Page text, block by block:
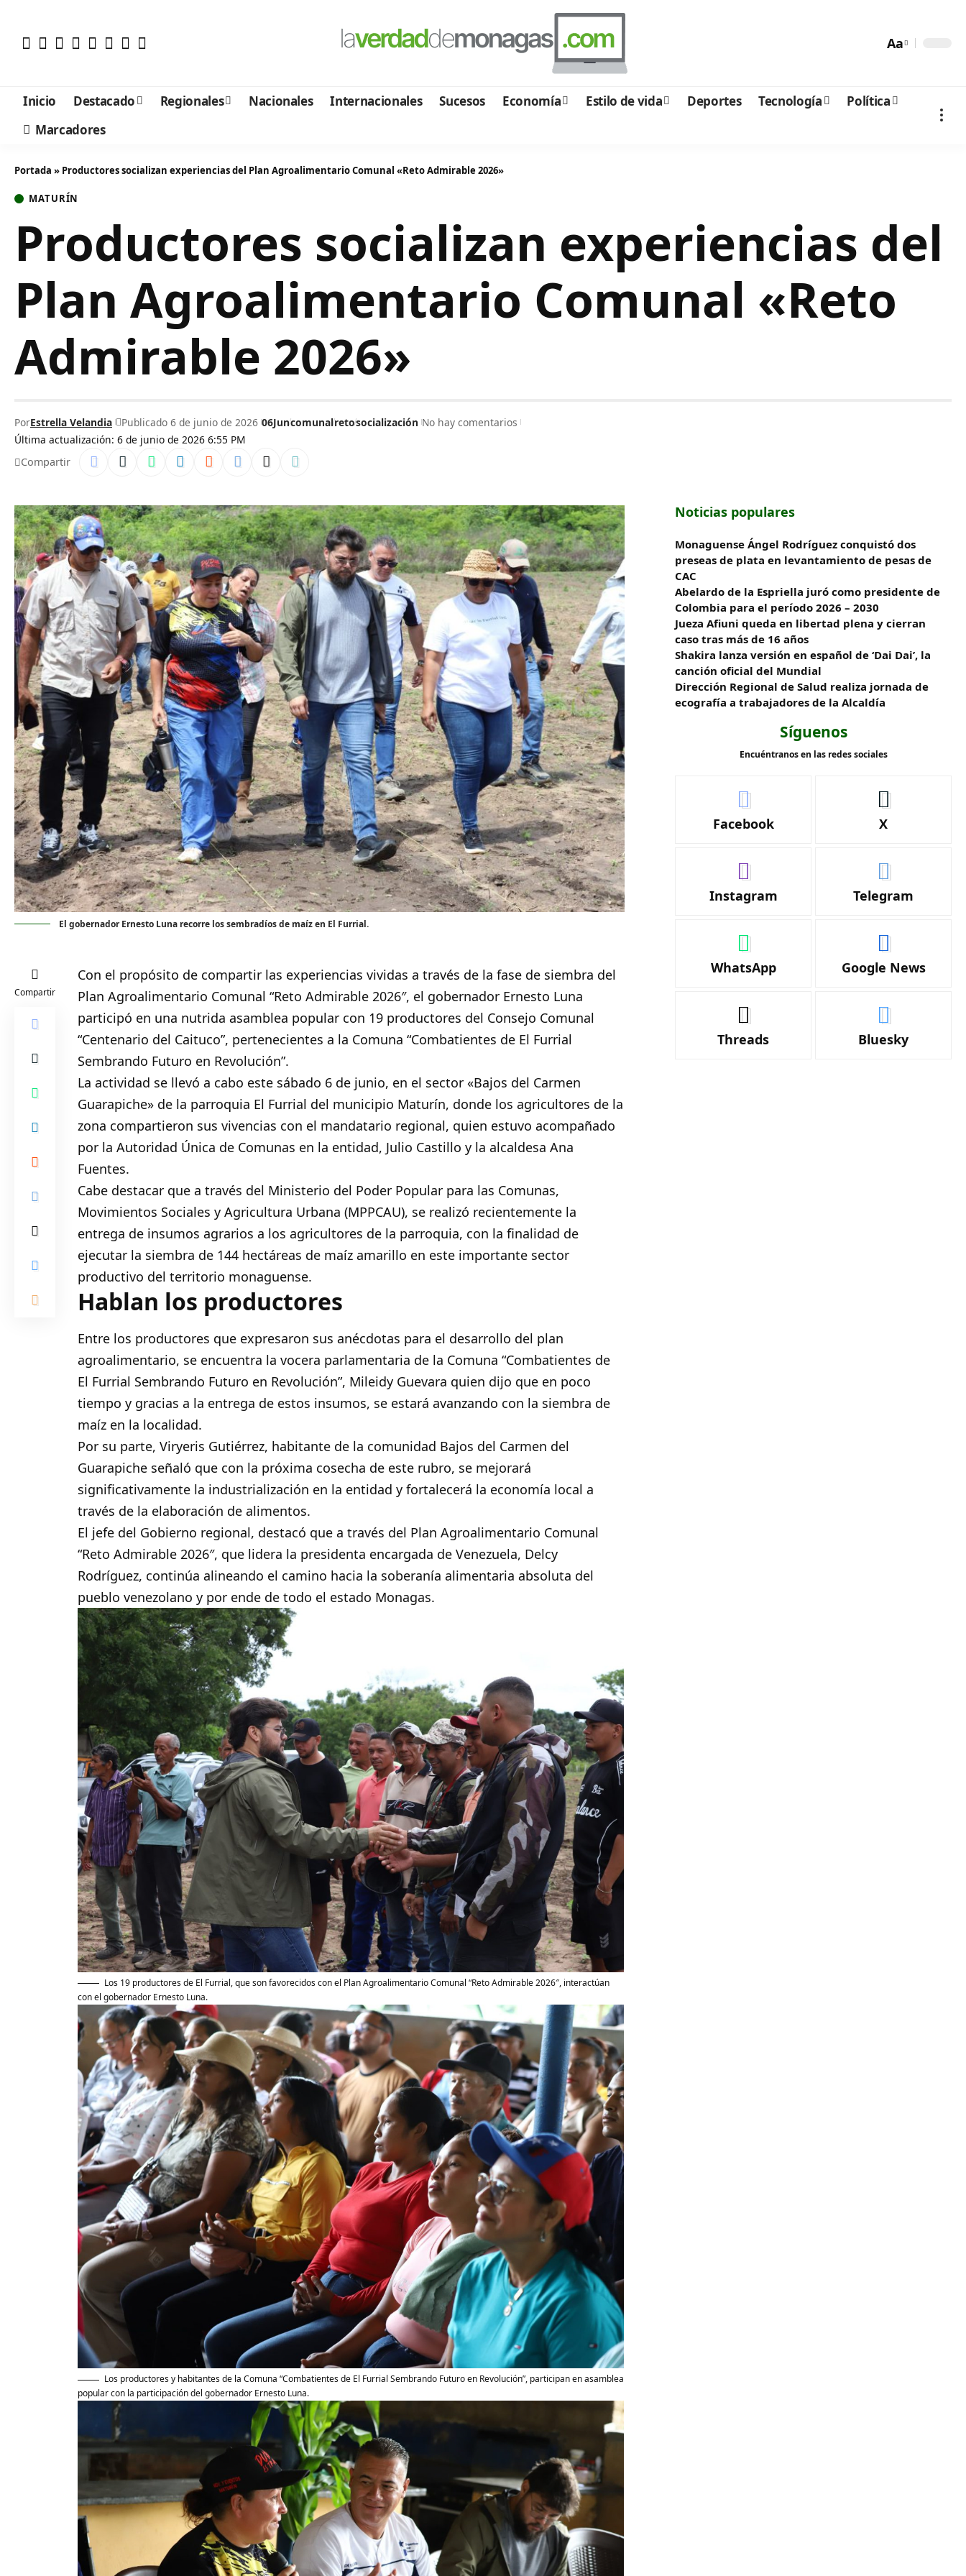
Aa
Inicio Destacado Regionales Nacionales Internacionales Sucesos Economía Estilo de vida Deportes Tecnología
Política
Marcadores
Portada » Productores socializan experiencias del Plan Agroalimentario Comunal «Reto Admirable 2026»
MATURÍN
Productores socializan experiencias del
Plan Agroalimentario Comunal «Reto
Admirable 2026»
Última actualización: 6 de junio de 2026 6:55 PM
PorEstrella Velandia Publicado 6 de junio de 2026 06Juncomunalretosocialización No hay comentarios
Compartir
El gobernador Ernesto Luna recorre los sembradíos de maíz en El Furrial.
Compartir
Con el propósito de compartir las experiencias vividas a través de la fase de siembra del
Plan Agroalimentario Comunal “Reto Admirable 2026″, el gobernador Ernesto Luna
participó en una nutrida asamblea popular con 19 productores del Consejo Comunal
“Centenario del Caituco”, pertenecientes a la Comuna “Combatientes de El Furrial
Sembrando Futuro en Revolución”.
La actividad se llevó a cabo este sábado 6 de junio, en el sector «Bajos del Carmen
Guarapiche» de la parroquia El Furrial del municipio Maturín, donde los agricultores de la
zona compartieron sus vivencias con el mandatario regional, quien estuvo acompañado
por la Autoridad Única de Comunas en la entidad, Julio Castillo y la alcaldesa Ana
Fuentes.
Cabe destacar que a través del Ministerio del Poder Popular para las Comunas,
Movimientos Sociales y Agricultura Urbana (MPPCAU), se realizó recientemente la
entrega de insumos agrarios a los agricultores de la parroquia, con la finalidad de
ejecutar la siembra de 144 hectáreas de maíz amarillo en este importante sector
productivo del territorio monaguense.
Hablan los productores
Entre los productores que expresaron sus anécdotas para el desarrollo del plan
agroalimentario, se encuentra la vocera parlamentaria de la Comuna “Combatientes de
El Furrial Sembrando Futuro en Revolución”, Mileidy Guevara quien dijo que en poco
tiempo y gracias a la entrega de estos insumos, se estará avanzando con la siembra de
maíz en la localidad.
Por su parte, Viryeris Gutiérrez, habitante de la comunidad Bajos del Carmen del
Guarapiche señaló que con la próxima cosecha de este rubro, se mejorará
significativamente la industrialización en la entidad y fortalecerá la economía local a
través de la elaboración de alimentos.
El jefe del Gobierno regional, destacó que a través del Plan Agroalimentario Comunal
“Reto Admirable 2026″, que lidera la presidenta encargada de Venezuela, Delcy
Rodríguez, continúa alineando el camino hacia la soberanía alimentaria absoluta del
pueblo venezolano y por ende de todo el estado Monagas.
Los 19 productores de El Furrial, que son favorecidos con el Plan Agroalimentario Comunal “Reto Admirable 2026″, interactúan
con el gobernador Ernesto Luna.
Los productores y habitantes de la Comuna “Combatientes de El Furrial Sembrando Futuro en Revolución”, participan en asamblea
popular con la participación del gobernador Ernesto Luna.
Noticias populares
Monaguense Ángel Rodríguez conquistó dos
preseas de plata en levantamiento de pesas de
CAC
Abelardo de la Espriella juró como presidente de
Colombia para el período 2026 – 2030
Jueza Afiuni queda en libertad plena y cierran
caso tras más de 16 años
Shakira lanza versión en español de ‘Dai Dai’, la
canción oficial del Mundial
‎Dirección Regional de Salud realiza jornada de
ecografía a trabajadores de la Alcaldía
Síguenos
Encuéntranos en las redes sociales
Facebook X
Instagram Telegram
WhatsApp Google News
Threads Bluesky